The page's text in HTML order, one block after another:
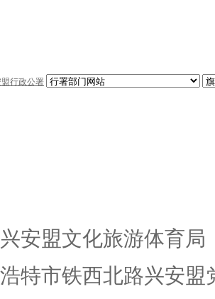
盟行政公署
安盟文化旅游体育局
特市铁西北路兴安盟